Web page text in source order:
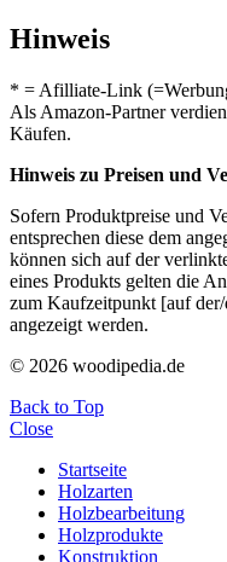
Hinweis
* = Afilliate-Link
Als Amazon-Partner
Käufen.
Hinweis zu Preisen und
Sofern Produktpreise und
entsprechen diese dem
können sich auf der
eines Produkts gelten die
zum Kaufzeitpunkt [auf
angezeigt werden.
© 2026 woodipedia.de
Back to Top
Close
Startseite
Holzarten
Holzbearbeitung
Holzprodukte
Konstruktion